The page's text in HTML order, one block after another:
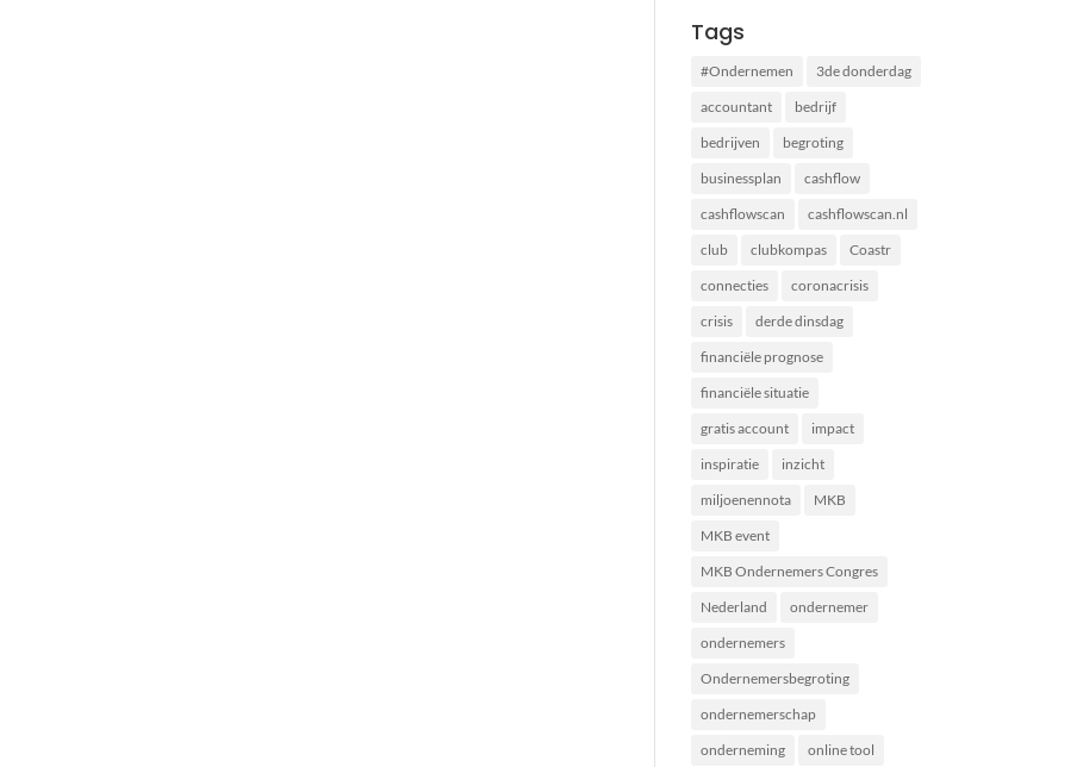
Tags
#Ondernemen
3de donderdag
accountant
bedrijf
bedrijven
begroting
businessplan
cashflow
cashflowscan
cashflowscan.nl
club
clubkompas
Coastr
connecties
coronacrisis
crisis
derde dinsdag
financiële prognose
financiële situatie
gratis account
impact
inspiratie
inzicht
miljoenennota
MKB
MKB event
MKB Ondernemers Congres
Nederland
ondernemer
ondernemers
Ondernemersbegroting
ondernemerschap
onderneming
online tool